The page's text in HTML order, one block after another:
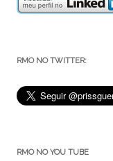
RMO NO TWITTER:
RMO NO YOU TUBE